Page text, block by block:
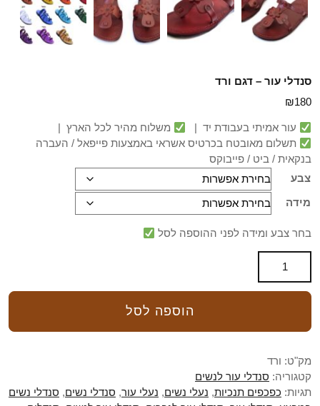
סנדלי עור – דגם ורד
₪180
עור אמיתי בעבודת יד |
משלוח מהיר לכל הארץ |
תשלום מאובטח בכרטיס אשראי באמצעות פייפאל / העברה
בנקאית / ביט / פייבוקס
צבע
מידה
בחר צבע ומידה לפני ההוספה לסל
הוספה לסל
מק"ט: ורד
קטגוריה: סנדלי עור לנשים
תגיות: כפכפים תנכיות, נעלי נשים, נעלי עור, סנדלי נשים, סנדלי נשים